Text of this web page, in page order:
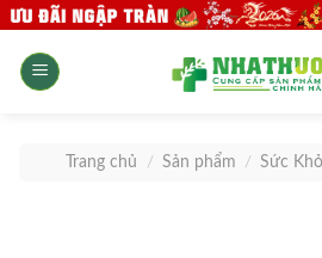
Skip
content
Trang chủ / Sản phẩm / Sức